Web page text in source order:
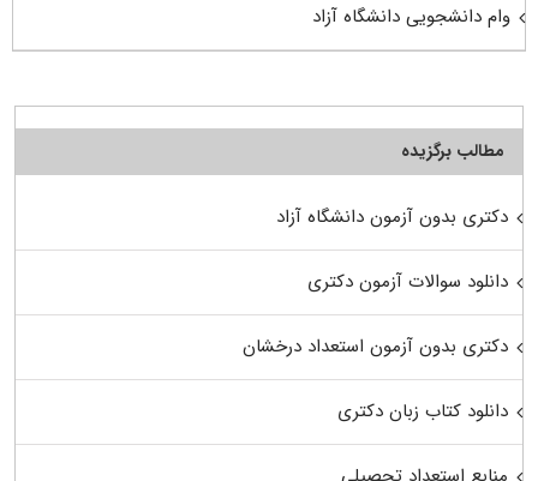
وام دانشجویی دانشگاه آزاد
مطالب برگزیده
دکتری بدون آزمون دانشگاه آزاد
دانلود سوالات آزمون دکتری
دکتری بدون آزمون استعداد درخشان
دانلود کتاب زبان دکتری